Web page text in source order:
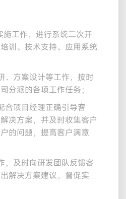
施工作，进行系统二次开
训、技术支持、应用系统
、方案设计等工作，按时
分派的各项工作任务；
合项目经理正确引导客
决方案，并及时收集客户
的问题，提高客户满意
，及时向研发团队反馈客
解决方案建议，督促实